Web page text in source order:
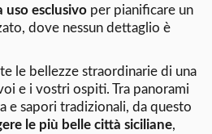
uso esclusivoper pianificare un
dove nessun dettaglio è
le bellezze straordinarie di una
e i vostri ospiti. Tra panorami
e sapori tradizionali, da questo
le più belle città siciliane,